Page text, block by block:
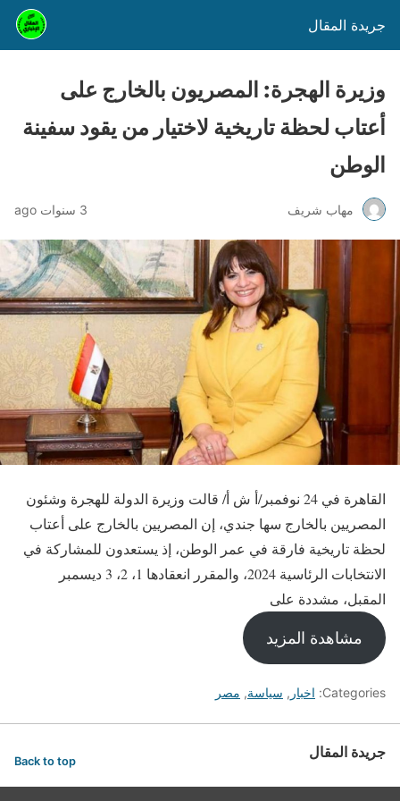
جريدة المقال
وزيرة الهجرة: المصريون بالخارج على
أعتاب لحظة تاريخية لاختيار من يقود سفينة
الوطن
مهاب شريف 3 سنوات ago
القاهرة في 24 نوفمبر/أ ش أ/ قالت وزيرة الدولة للهجرة وشئون
المصريين بالخارج سها جندي، إن المصريين بالخارج على أعتاب
لحظة تاريخية فارقة في عمر الوطن، إذ يستعدون للمشاركة في
الانتخابات الرئاسية 2024، والمقرر انعقادها 1، 2، 3 ديسمبر
المقبل، مشددة على
مشاهدة المزيد
Categories: اخبار , سياسة, مصر
جريدة المقال Back to top